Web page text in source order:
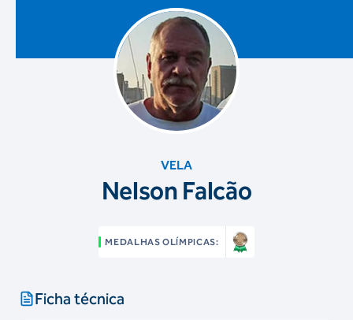
VELA
Nelson Falcão
MEDALHAS OLÍMPICAS:
Ficha técnica